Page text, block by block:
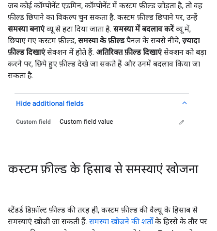
जब कोई कॉम्पोनेंट एडमिन, कॉम्पोनेंट में कस्टम फ़ील्ड जोड़ता है, तो वह
फ़ील्ड छिपाने का विकल्प चुन सकता है. कस्टम फ़ील्ड छिपाने पर, उन्हें
समस्या बनाएंव्यू से हटा दिया जाता है. समस्या में बदलाव करेंव्यू में,
छिपाए गए कस्टम फ़ील्ड, समस्या के फ़ील्डपैनल के सबसे नीचे, ज़्यादा
फ़ील्ड दिखाएंसेक्शन में होते हैं. अतिरिक्त फ़ील्ड दिखाएंसेक्शन को बड़ा
करने पर, छिपे हुए फ़ील्ड देखे जा सकते हैं और उनमें बदलाव किया जा
सकता है.
कस्टम फ़ील्ड के हिसाब से समस्याएं खोजना
स्टैंडर्ड डिफ़ॉल्ट फ़ील्ड की तरह ही, कस्टम फ़ील्ड की वैल्यू के हिसाब से
समस्याएं खोजी जा सकती हैं. समस्या खोजने की शर्तोंके हिस्से के तौर पर